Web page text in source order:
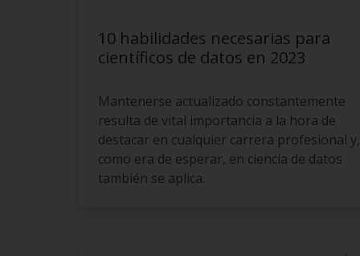
10 habilidades necesarias para
científicos de datos en 2023
Mantenerse actualizado constantemente
resulta de vital importancia a la hora de
destacar en cualquier carrera profesional y,
como era de esperar, en ciencia de datos
también se aplica.